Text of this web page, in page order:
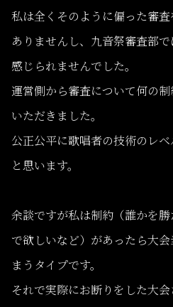
私は全くそのように偏った審
ありませんし、九音祭審査部
感じられませんでした。
運営側から審査について何の
いただきました。
公正公平に歌唱者の技術のレ
と思います。
余談ですが私は制約（誰かを
で欲しいなど）があったら大
まうタイプです。
それで実際にお断りをした大会